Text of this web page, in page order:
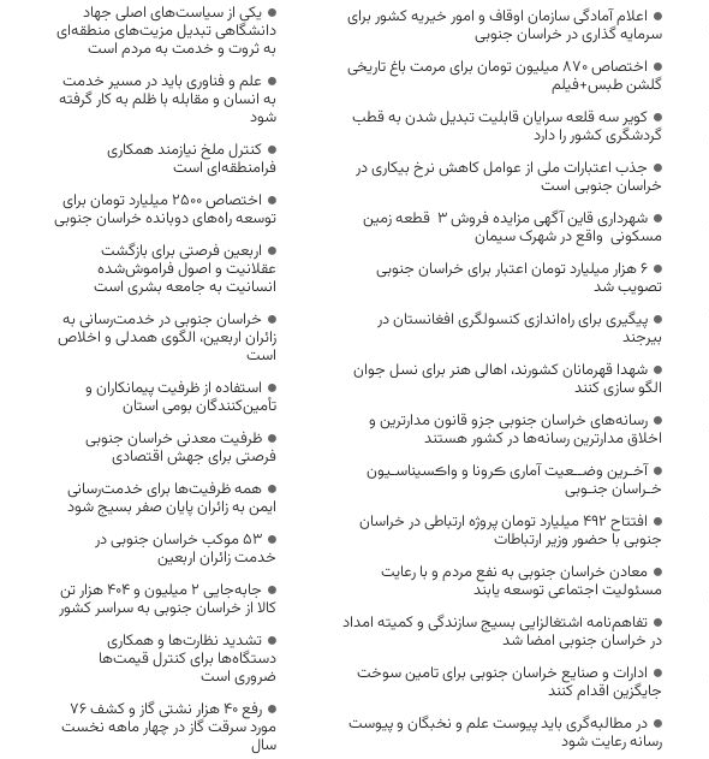
اعلام آمادگی سازمان اوقاف و امور خیریه کشور برای
سرمایه گذاری در خراسان جنوبی
اختصاص ۸۷۰ میلیون تومان برای مرمت باغ تاریخی
گلشن طبس+فیلم
کویر سه قلعه سرایان قابلیت تبدیل شدن به قطب
گردشگری کشور را دارد
جذب اعتبارات ملی از عوامل کاهش نرخ بیکاری در
خراسان جنوبی است
شهرداری قاین آگهی مزایده فروش 3 قطعه زمین
مسکونی واقع در شهرک سیمان
۶ هزار میلیارد تومان اعتبار برای خراسان جنوبی
تصویب شد
پیگیری برای راه‌اندازی کنسولگری افغانستان در
بیرجند
شهدا قهرمانان کشورند، اهالی هنر برای نسل جوان
الگو سازی کنند
رسانه‌های خراسان جنوبی جزو قانون مدارترین و
اخلاق مدارترین رسانه‌ها در کشور هستند
آخـرین وضــعیت آماری ڪرونا و واڪسیناسـیون
خـراسان جنـوبی
افتتاح ۴۹۲ میلیارد تومان پروژه ارتباطی در خراسان
جنوبی با حضور وزیر ارتباطات
معادن خراسان جنوبی به نفع مردم و با رعایت
مسئولیت اجتماعی توسعه یابند
تفاهم‌نامه اشتغالزایی بسیج سازندگی و کمیته امداد
در خراسان جنوبی امضا شد
ادارات و صنایع خراسان جنوبی برای تامین سوخت
جایگزین اقدام کنند
در مطالبه‌گری باید پیوست علم و نخبگان و پیوست
رسانه رعایت شود
یکی از سیاست‌های اصلی جهاد
دانشگاهی تبدیل مزیت‌های منطقه‌ای
به ثروت و خدمت به مردم است
علم و فناوری باید در مسیر خدمت
به انسان و مقابله با ظلم به کار گرفته
شود
کنترل ملخ نیازمند همکاری
فرامنطقه‌ای است
اختصاص 2500 میلیارد تومان برای
توسعه راه‌های دوبانده خراسان جنوبی
اربعین فرصتی برای بازگشت
عقلانیت و اصول فراموش‌شده
انسانیت به جامعه بشری است
خراسان جنوبی در خدمت‌رسانی به
زائران اربعین، الگوی همدلی و اخلاص
است
استفاده از ظرفیت پیمانکاران و
تأمین‌کنندگان بومی استان
ظرفیت معدنی خراسان جنوبی
فرصتی برای جهش اقتصادی
همه ظرفیت‌ها برای خدمت‌رسانی
ایمن به زائران پایان صفر بسیج شود
53 موکب خراسان جنوبی در
خدمت زائران اربعین
جابه‌جایی 2 میلیون و 404 هزار تن
کالا از خراسان جنوبی به سراسر کشور
تشدید نظارت‌ها و همکاری
دستگاه‌ها برای کنترل قیمت‌ها
ضروری است
رفع 40 هزار نشتی گاز و کشف 76
مورد سرقت گاز در چهار ماهه نخست
سال